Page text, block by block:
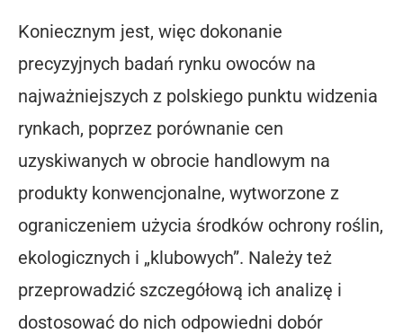
Koniecznym jest, więc dokonanie
precyzyjnych badań rynku owoców na
najważniejszych z polskiego punktu widzenia
rynkach, poprzez porównanie cen
uzyskiwanych w obrocie handlowym na
produkty konwencjonalne, wytworzone z
ograniczeniem użycia środków ochrony roślin,
ekologicznych i „klubowych”. Należy też
przeprowadzić szczegółową ich analizę i
dostosować do nich odpowiedni dobór